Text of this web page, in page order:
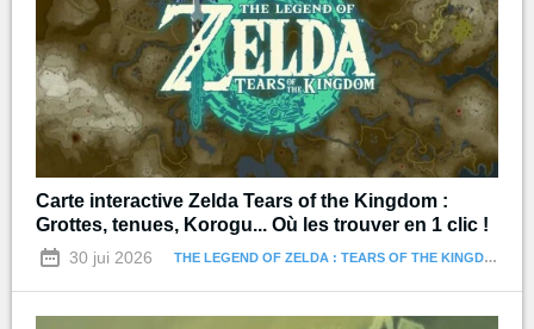
Carte interactive Zelda Tears of the Kingdom :
Grottes, tenues, Korogu... Où les trouver en 1 clic !
30 jui 2026 THE LEGEND OF ZELDA : TEARS OF THE KINGDOM